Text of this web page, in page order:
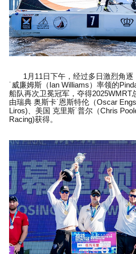
1月 11日下午，经过多日激烈角
˙威廉姆斯（ Ian Williams）率领的
船队再次卫冕冠军，夺得2025WMRT
由瑞典 奥斯卡˙恩斯特伦（Oscar
Liros)、美国 克里斯˙普尔（Chris
Racing)获得。